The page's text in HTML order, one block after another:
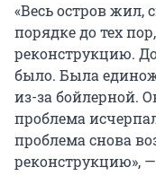
«Весь остров жил,
порядке до тех
реконструкцию.
было. Была
из-за бойлерной.
проблема
проблема снова
реконструкцию»,